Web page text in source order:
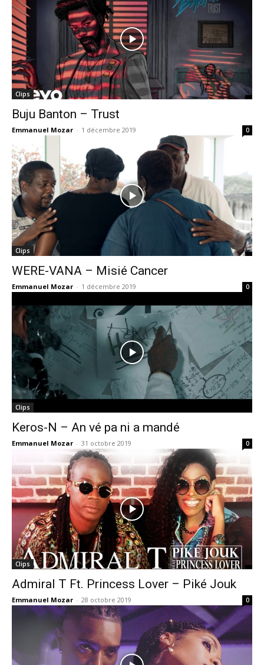
Clips
Buju Banton – Trust
Emmanuel Mozar - 1 décembre 2019 0
Clips
WERE-VANA – Misié Cancer
Emmanuel Mozar - 1 décembre 2019 0
Clips
Keros-N – An vé pa ni a mandé
Emmanuel Mozar - 31 octobre 2019 0
Clips
Admiral T Ft. Princess Lover – Piké Jouk
Emmanuel Mozar - 28 octobre 2019 0